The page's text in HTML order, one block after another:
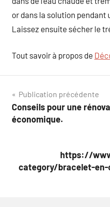
or dans la solution pendant
Laissez ensuite sécher le
Tout savoir à propos de
Navigation
de
Publication précédente
Conseils pour une
économique.
https://
category/bracelet-en-